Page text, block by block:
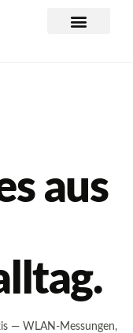
aus
— WLAN-Messungen,